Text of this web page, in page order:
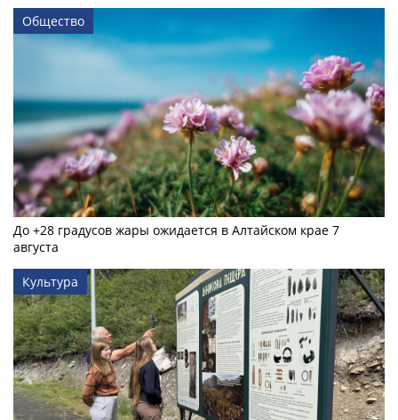
Общество
До +28 градусов жары ожидается в Алтайском крае 7
августа
Культура